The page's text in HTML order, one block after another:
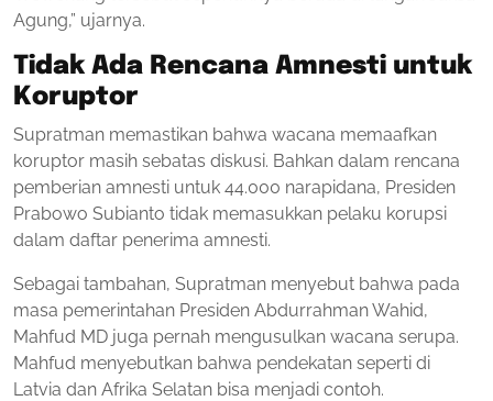
Agung,” ujarnya.
Tidak Ada Rencana Amnesti untuk
Koruptor
Supratman memastikan bahwa wacana memaafkan
koruptor masih sebatas diskusi. Bahkan dalam rencana
pemberian amnesti untuk 44.000 narapidana, Presiden
Prabowo Subianto tidak memasukkan pelaku korupsi
dalam daftar penerima amnesti.
Sebagai tambahan, Supratman menyebut bahwa pada
masa pemerintahan Presiden Abdurrahman Wahid,
Mahfud MD juga pernah mengusulkan wacana serupa.
Mahfud menyebutkan bahwa pendekatan seperti di
Latvia dan Afrika Selatan bisa menjadi contoh.